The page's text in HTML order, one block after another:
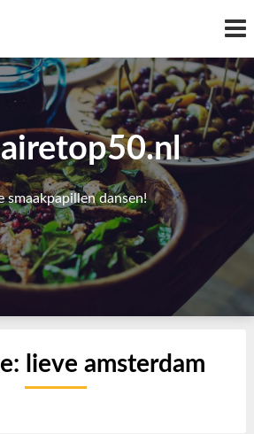
smaakpapillen dansen!
lieve amsterdam